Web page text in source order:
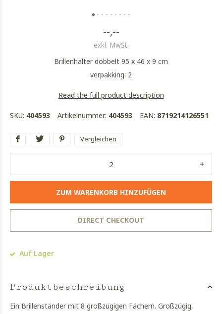
--,--
exkl. MwSt.
Brillenhalter dobbelt 95 x 46 x 9 cm
verpakking: 2
Read the full product description
SKU: 404593 Artikelnummer: 404593 EAN: 8719214126551
Vergleichen
ZUM WARENKORB HINZUFÜGEN
DIRECT CHECKOUT
Auf Lager
Produktbeschreibung
Ein Brillenständer mit 8 großzügigen Fächern. Großzügig,